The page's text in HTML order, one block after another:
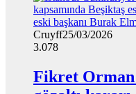
Cruyff25/03/2026
3.078
Fikret Orman